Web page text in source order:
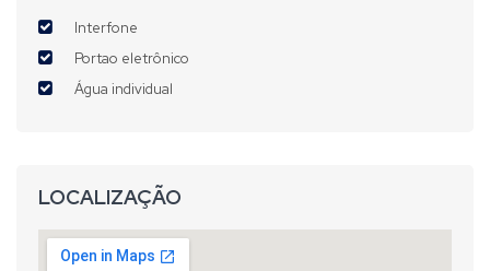
Interfone
Portao eletrônico
Água individual
LOCALIZAÇÃO